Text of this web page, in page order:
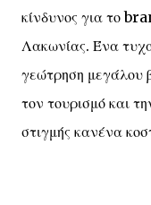
κίνδυνος για το
Λακωνίας. Ένα
γεώτρηση μεγάλου
τον τουρισμό και
στιγμής κανένα